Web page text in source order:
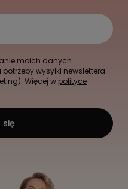
moich danych
wysyłki newslettera
Więcej w polityce
się